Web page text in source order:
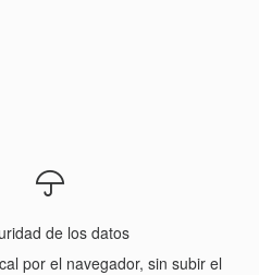
de los datos
por el navegador, sin subir el